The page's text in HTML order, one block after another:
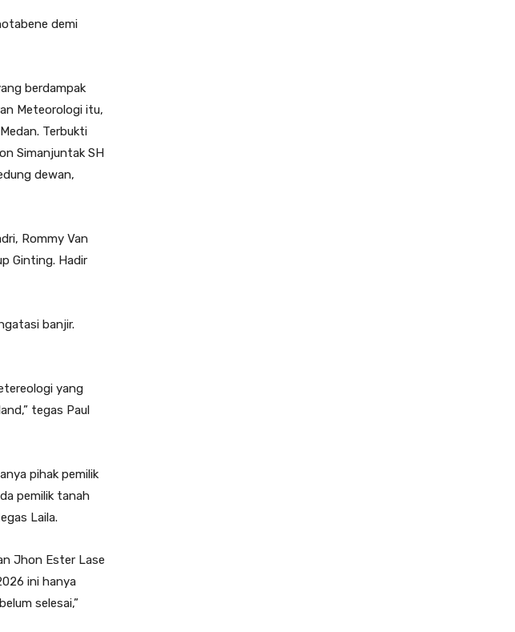
demi
berdampak
Meteorologi itu,
Terbukti
Simanjuntak SH
dewan,
Rommy Van
Ginting. Hadir
banjir.
yang
tegas Paul
pihak pemilik
pemilik tanah
Laila.
Jhon Ester Lase
ini hanya
selesai,”